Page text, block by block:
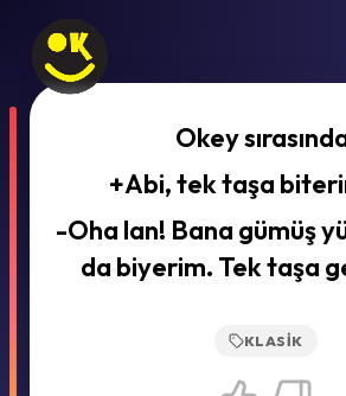
Okey
+Abi, tek taşa
-Oha lan! Bana gümüş
da biyerim. Tek taşa
KLASIK